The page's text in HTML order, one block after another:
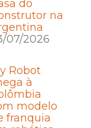
do
na
07/2026
Robot
à
modelo
franquia